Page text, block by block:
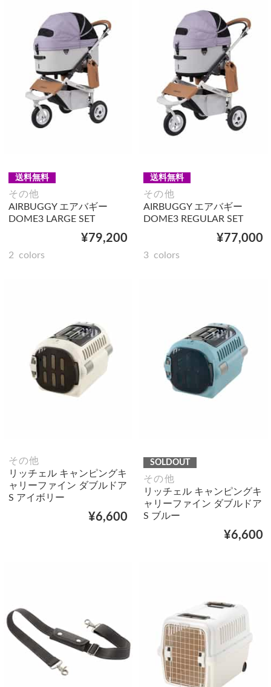
送料無料
その他
AIRBUGGY エアバギー
DOME3 LARGE SET
¥79,200
2 colors
送料無料
その他
AIRBUGGY エアバギー
DOME3 REGULAR SET
¥77,000
3 colors
その他
リッチェル キャンピングキ
ャリーファイン ダブルドア
S アイボリー
¥6,600
SOLDOUT
その他
リッチェル キャンピングキ
ャリーファイン ダブルドア
S ブルー
¥6,600